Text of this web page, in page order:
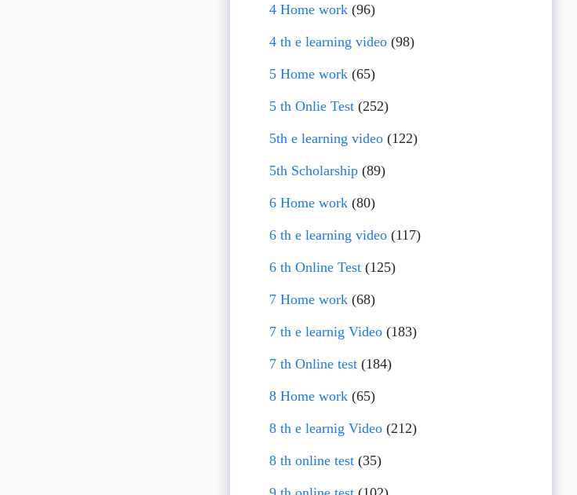
4 Home work(96)
4 th e learning video(98)
5 Home work(65)
5 th Onlie Test(252)
5th e learning video(122)
5th Scholarship(89)
6 Home work(80)
6 th e learning video(117)
6 th Online Test(125)
7 Home work(68)
7 th e learnig Video(183)
7 th Online test(184)
8 Home work(65)
8 th e learnig Video(212)
8 th online test(35)